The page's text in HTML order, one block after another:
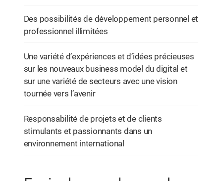
Des possibilités de développement personnel et
professionnel illimitées
Une variété d’expériences et d’idées précieuses
sur les nouveaux business model du digital et
sur une variété de secteurs avec une vision
tournée vers l’avenir
Responsabilité de projets et de clients
stimulants et passionnants dans un
environnement international